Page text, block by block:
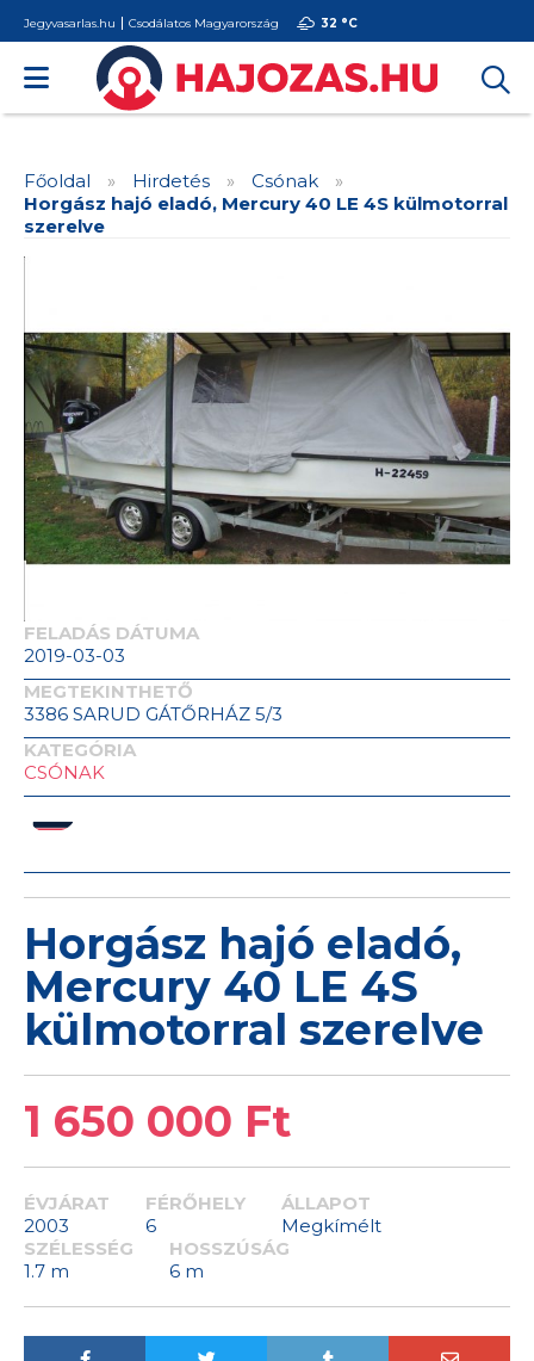
Jegyvasarlas.hu Csodálatos Magyarország 32 °C
Főoldal » Hirdetés » Csónak
»
Horgász hajó eladó, Mercury 40 LE 4S külmotorral
szerelve
FELADÁS DÁTUMA
2019-03-03
MEGTEKINTHETŐ
3386 SARUD GÁTŐRHÁZ 5/3
KATEGÓRIA
CSÓNAK
Horgász hajó eladó,
Mercury 40 LE 4S
külmotorral szerelve
1 650 000 Ft
ÉVJÁRAT
2003
FÉRŐHELY
6
ÁLLAPOT
Megkímélt
SZÉLESSÉG
1.7 m
HOSSZÚSÁG
6 m